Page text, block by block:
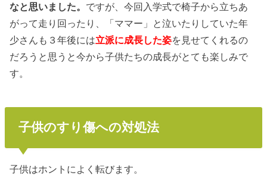
なと思いました。 ですが、今回入学式で椅子から立ちあ
がって走り回ったり、「ママー」と泣いたりしていた年
少さんも３年後には立派に成長した姿を見せてくれるの
だろうと思うと今から子供たちの成長がとても楽しみで
す。
子供のすり傷への対処法
子供はホントによく転びます。